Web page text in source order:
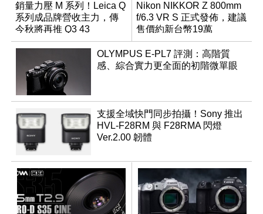
銷量力壓 M 系列！Leica Q
系列成品牌營收主力，傳
今秋將再推 Q3 43
Monochrom
Nikon NIKKOR Z 800mm
f/6.3 VR S 正式發佈，建議
售價約新台幣19萬
OLYMPUS E-PL7 評測：高階質
感、綜合實力更全面的初階微單眼
支援全域快門同步拍攝！Sony 推出
HVL-F28RM 與 F28RMA 閃燈
Ver.2.00 韌體